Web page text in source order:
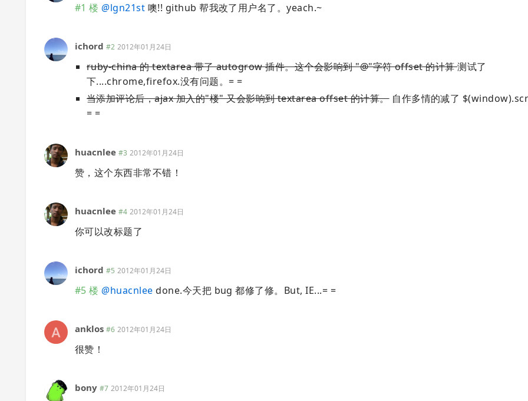
#1 楼 @lgn21st 噢!! github 帮我改了用户名了。yeach.~
ichord #2 2012年01月24日
ruby-china 的 textarea 带了 autogrow 插件。这个会影响到 "@"字符 offset 的计算测试了
下....chrome,firefox.没有问题。= =
当添加评论后，ajax 加入的"楼" 又会影响到 textarea offset 的计算。自作多情的减了
= =
huacnlee #3 2012年01月24日
赞，这个东西非常不错！
huacnlee #4 2012年01月24日
你可以改标题了
ichord #5 2012年01月24日
#5 楼 @huacnlee done.今天把 bug 都修了修。But, IE...= =
anklos #6 2012年01月24日
很赞！
bony #7 2012年01月24日